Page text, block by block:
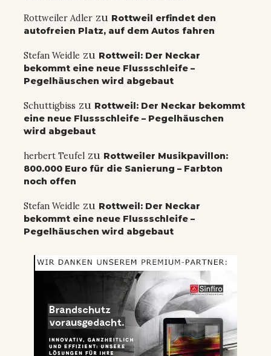
Rottweiler Adler zu Rottweil erfindet den
autofreien Platz, auf dem Autos fahren
Stefan Weidle zu Rottweil: Der Neckar
bekommt eine neue Flussschleife –
Pegelhäuschen wird abgebaut
Schuttigbiss zu Rottweil: Der Neckar bekommt
eine neue Flussschleife – Pegelhäuschen
wird abgebaut
herbert Teufel zu Rottweiler Musikpavillon:
800.000 Euro für die Sanierung – Farbton
noch offen
Stefan Weidle zu Rottweil: Der Neckar
bekommt eine neue Flussschleife –
Pegelhäuschen wird abgebaut